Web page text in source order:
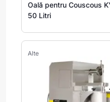
Oală pentru Couscous
50 Litri
Alte